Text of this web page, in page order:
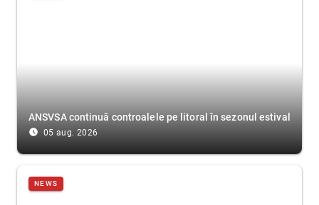
ANSVSA continuă controalele pe litoral în sezonul estival
access_time_filled 05 aug. 2026
NEWS